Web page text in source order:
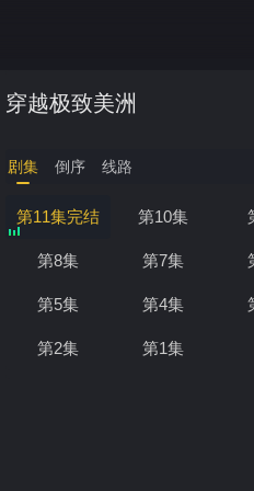
穿越极致美洲
剧集 倒序 线路
第11集完结 第10集
第8集 第7集
第5集 第4集
第2集 第1集